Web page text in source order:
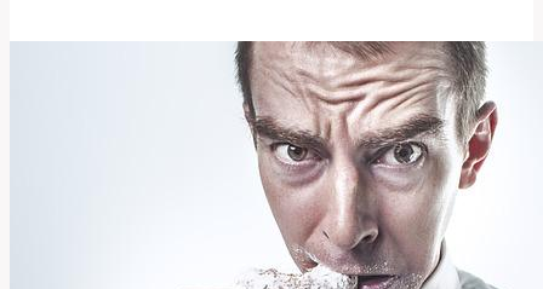
význam
této
bujaré
fráze!